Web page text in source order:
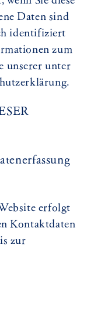
Daten sind
identifiziert
zum
unserer unter
erfolgt
Kontaktdaten
zur